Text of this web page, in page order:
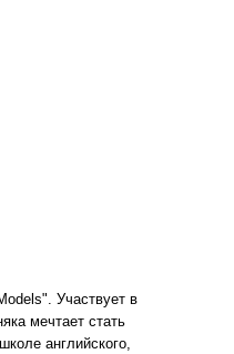
Участвует в
мечтает стать
английского,